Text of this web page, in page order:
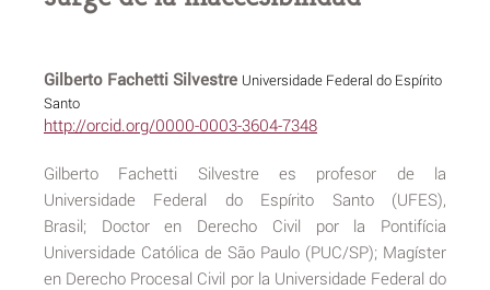
Gilberto Fachetti Silvestre Universidade Federal do Espírito
Santo
http://orcid.org/0000-0003-3604-7348
Gilberto Fachetti Silvestre es profesor de la
Universidade Federal do Espírito Santo (UFES),
Brasil; Doctor en Derecho Civil por la Pontifícia
Universidade Católica de São Paulo (PUC/SP); Magíster
en Derecho Procesal Civil por la Universidade Federal do